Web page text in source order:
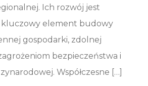
Ich rozwój jest
kluczowy element budowy
gospodarki, zdolnej
bezpieczeństwa i
Współczesne […]